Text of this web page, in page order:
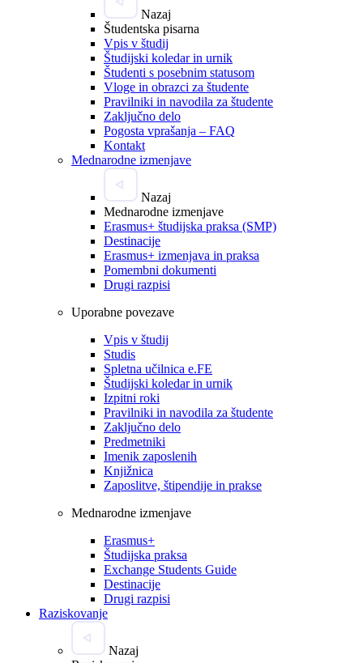
Nazaj
Študentska pisarna
Vpis v študij
Študijski koledar in urnik
Študenti s posebnim statusom
Vloge in obrazci za študente
Pravilniki in navodila za študente
Zaključno delo
Pogosta vprašanja – FAQ
Kontakt
Mednarodne izmenjave
Nazaj
Mednarodne izmenjave
Erasmus+ študijska praksa (SMP)
Destinacije
Erasmus+ izmenjava in praksa
Pomembni dokumenti
Drugi razpisi
Uporabne povezave
Vpis v študij
Studis
Spletna učilnica e.FE
Študijski koledar in urnik
Izpitni roki
Pravilniki in navodila za študente
Zaključno delo
Predmetniki
Imenik zaposlenih
Knjižnica
Zaposlitve, štipendije in prakse
Mednarodne izmenjave
Erasmus+
Študijska praksa
Exchange Students Guide
Destinacije
Drugi razpisi
Raziskovanje
Nazaj